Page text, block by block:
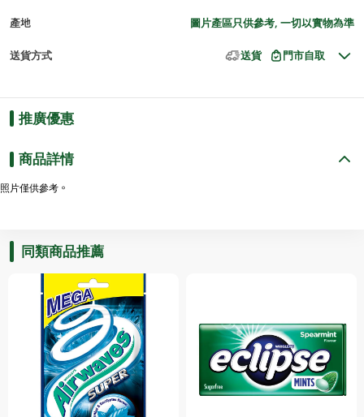
產地 圖片產區只供參考, 一切以實物為準
送貨方式 送貨 門市自取
推廣優惠
商品詳情
照片僅供參考。
同類商品推薦